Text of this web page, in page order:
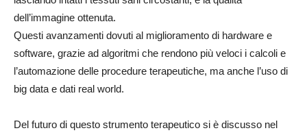
dell’immagine ottenuta.
Questi avanzamenti dovuti al miglioramento di hardware e
software, grazie ad algoritmi che rendono più veloci i calcoli e
l’automazione delle procedure terapeutiche, ma anche l’uso di
big data e dati real world.
Del futuro di questo strumento terapeutico si è discusso nel